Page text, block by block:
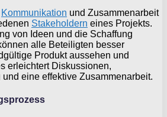
Kommunikation und Zusammenarbeit
Stakeholdern eines Projekts.
von Ideen und die Schaffung
alle Beteiligten besser
Produkt aussehen und
erleichtert Diskussionen,
eine effektive Zusammenarbeit.